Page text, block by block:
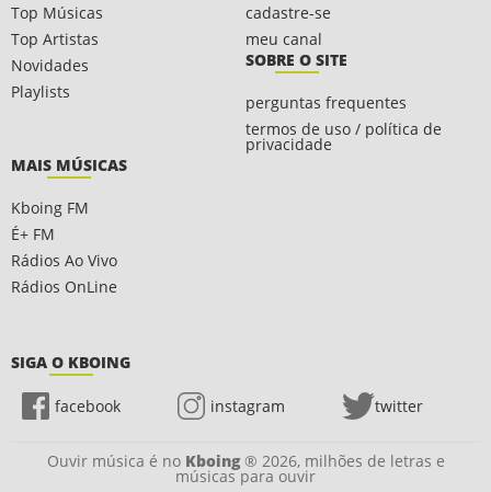
Top Músicas
Top Artistas
Novidades
Playlists
cadastre-se
meu canal
SOBRE O SITE
perguntas frequentes
termos de uso / política de
privacidade
MAIS MÚSICAS
Kboing FM
É+ FM
Rádios Ao Vivo
Rádios OnLine
SIGA O KBOING
facebook instagram twitter
Ouvir música é no Kboing® 2026, milhões de letras e
músicas para ouvir